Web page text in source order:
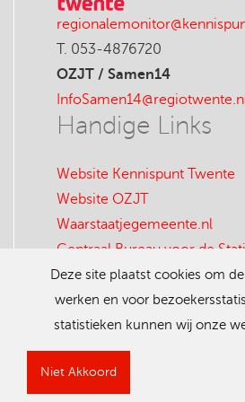
T. 053-4876720
OZJT / Samen14
Handige Links
Website Kennispunt Twente
Website OZJT
Waarstaatjegemeente.nl
Centraal Bureau voor de
SamenTwente
Deze site plaatst cookies om
werken en voor
statistieken kunnen wij onze
Niet Akkoord